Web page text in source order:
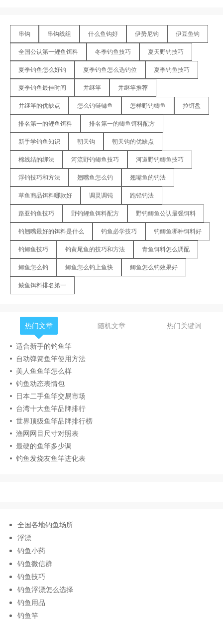
串钩 串钩线组 什么鱼钩好 伊势尼钩 伊豆鱼钩
全国公认第一鲤鱼饵料 冬季钓鱼技巧 夏天野钓技巧
夏季钓鱼怎么好钓 夏季钓鱼怎么选钓位 夏季钓鱼技巧
夏季钓鱼最佳时间 并继竿 并继竿推荐
并继竿的优缺点 怎么钓鲢鳙鱼 怎样野钓鲫鱼 拉饵盘
排名第一的鲤鱼饵料 排名第一的鲫鱼饵料配方
新手学钓鱼知识 朝天钩 朝天钩的优缺点
棉线结的绑法 河流野钓鲫鱼技巧 河道野钓鲫鱼技巧
浮钓技巧和方法 翘嘴鱼怎么钓 翘嘴鱼的钓法
草鱼商品饵料哪款好 调灵调钝 跑铅钓法
路亚钓鱼技巧 野钓鲤鱼饵料配方 野钓鲫鱼公认最强饵料
钓翘嘴最好的饵料是什么 钓鱼必学技巧 钓鲫鱼哪种饵料好
钓鲫鱼技巧 钓黄尾鱼的技巧和方法 青鱼饵料怎么调配
鲫鱼怎么钓 鲫鱼怎么钓上鱼快 鲫鱼怎么钓效果好
鲮鱼饵料排名第一
热门文章 随机文章 热门关键词
适合新手的钓鱼竿
自动弹簧鱼竿使用方法
美人鱼鱼竿怎么样
钓鱼动态表情包
日本二手鱼竿交易市场
台湾十大鱼竿品牌排行
世界顶级鱼竿品牌排行榜
渔网网目尺寸对照表
最硬的鱼竿多少调
钓鱼发烧友鱼竿进化表
全国各地钓鱼场所
浮漂
钓鱼小药
钓鱼微信群
钓鱼技巧
钓鱼浮漂怎么选择
钓鱼用品
钓鱼竿